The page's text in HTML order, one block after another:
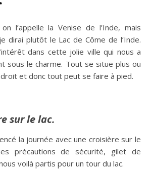
l’appelle la Venise de l’Inde, mais
dirai plutôt le Lac de Côme de l’Inde.
dans cette jolie ville qui nous a
sous le charme. Tout se situe plus ou
et donc tout peut se faire à pied.
sur le lac.
la journée avec une croisière sur le
précautions de sécurité, gilet de
voilà partis pour un tour du lac.